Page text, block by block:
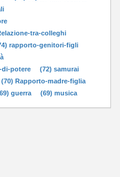
tra-colleghi
rapporto-genitori-figli
di-potere
(72) samurai
(70) Rapporto-madre-figlia
guerra (69) musica